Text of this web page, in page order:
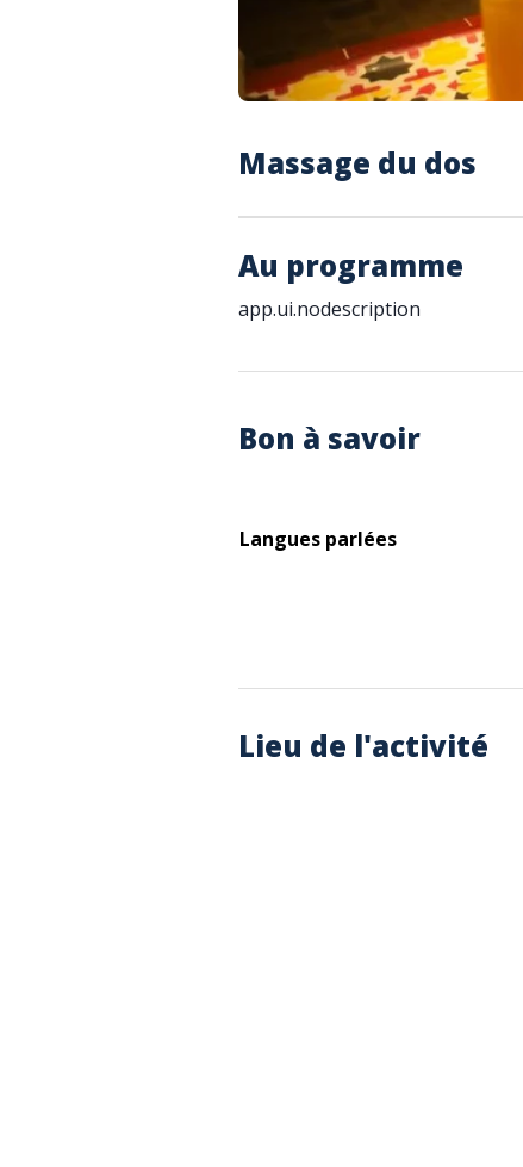
Massage du dos
Au programme
app.ui.nodescription
Bon à savoir
Langues parlées
Lieu de l'activité